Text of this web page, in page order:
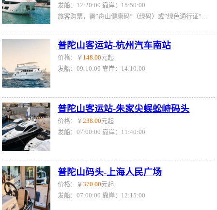
发船：12:20:00 靠岸：15:50:00
旅客购票，需”舟山健康码“（绿码）或”绿色通行证“（绿证）
普陀山客运站-杭州汽车南站
价格：￥ 148.00元起
发船：09:10:00 靠岸：14:10:00
普陀山客运站-朱家尖蜈蚣峙码头
价格：￥238.00元起
发船：07:00:00 靠岸：11:40:00
普陀山码头-上海人民广场
价格：￥370.00元起
发船：07:00:00 靠岸：12:15:00